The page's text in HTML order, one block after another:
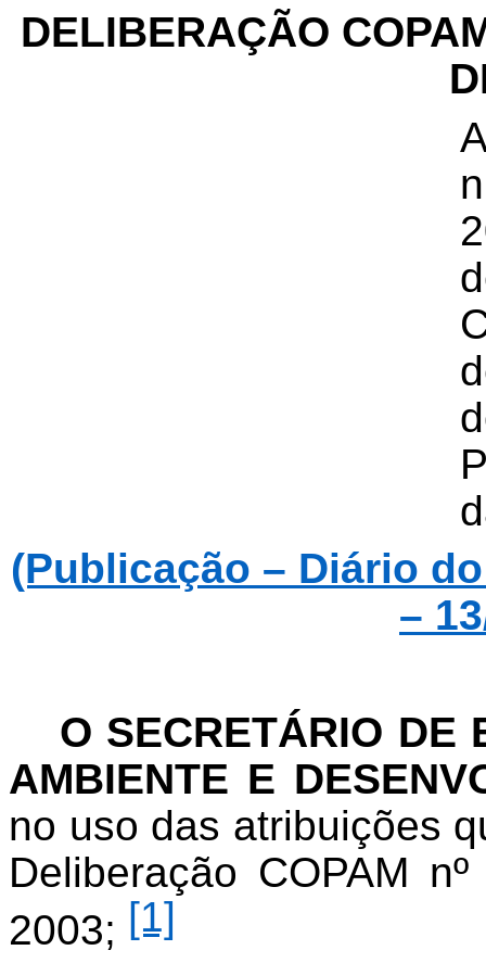
DELIBERAÇÃO
(Publicação – Diário
–
O SECRETÁRIO DE
AMBIENTE E
no uso das atribuições
Deliberação COPAM
2003; [1]